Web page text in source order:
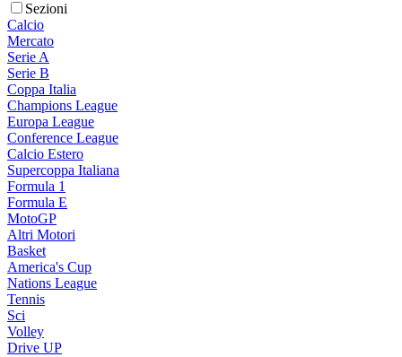
Sezioni
Calcio
Mercato
Serie A
Serie B
Coppa Italia
Champions League
Europa League
Conference League
Calcio Estero
Supercoppa Italiana
Formula 1
Formula E
MotoGP
Altri Motori
Basket
America's Cup
Nations League
Tennis
Sci
Volley
Drive UP